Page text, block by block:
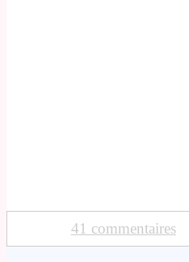
41 commentaires